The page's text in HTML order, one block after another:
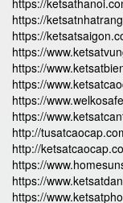
https://
https://
https://
https://
https://
https://
https://
https://
http://
http://
https://
https://
https://